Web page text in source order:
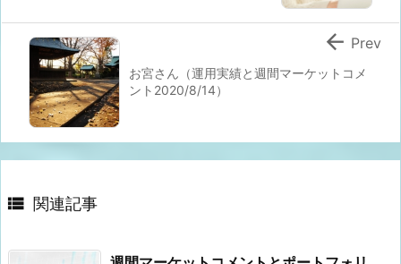
お宮さん（運用実績と週間マーケットコメ
ント2020/8/14）
 Prev
 関連記事